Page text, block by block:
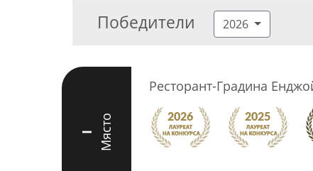
Победители 2026
I Място
Ресторант-Градина